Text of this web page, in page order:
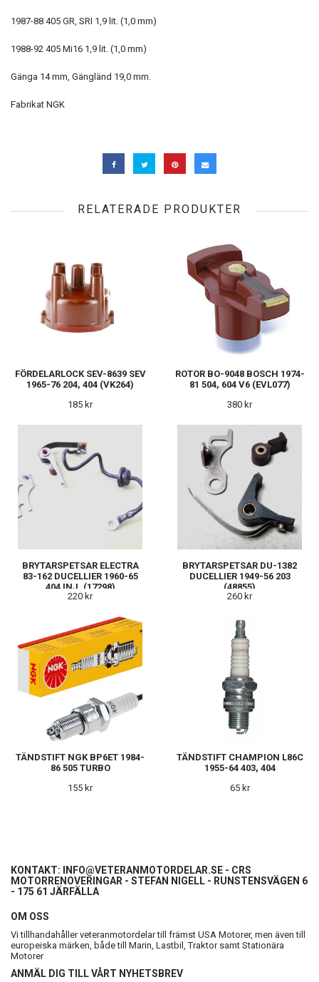
1987-88 405 GR, SRI 1,9 lit. (1,0 mm)
1988-92 405 Mi16 1,9 lit. (1,0 mm)
Gänga 14 mm, Gängländ 19,0 mm.
Fabrikat NGK
RELATERADE PRODUKTER
FÖRDELARLOCK SEV-8639 SEV
1965-76 204, 404 (VK264)
185 kr
ROTOR BO-9048 BOSCH 1974-
81 504, 604 V6 (EVL077)
380 kr
BRYTARSPETSAR ELECTRA
83-162 DUCELLIER 1960-65
404 INJ. (17298)
220 kr
BRYTARSPETSAR DU-1382
DUCELLIER 1949-56 203
(48855)
260 kr
TÄNDSTIFT NGK BP6ET 1984-
86 505 TURBO
155 kr
TÄNDSTIFT CHAMPION L86C
1955-64 403, 404
65 kr
KONTAKT: INFO@VETERANMOTORDELAR.SE - CRS
MOTORRENOVERINGAR - STEFAN NIGELL - RUNSTENSVÄGEN 6
- 175 61 JÄRFÄLLA
OM OSS
Vi tillhandahåller veteranmotordelar till främst USA Motorer, men även till
europeiska märken, både till Marin, Lastbil, Traktor samt Stationära
Motorer
ANMÄL DIG TILL VÅRT NYHETSBREV